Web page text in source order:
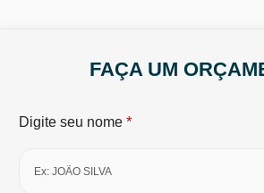
FAÇA UM
Digite seu nome *